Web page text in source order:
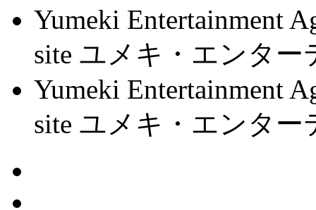
Yumeki Entertainment
site ユメキ・エンタ
Yumeki Entertainment
site ユメキ・エンタ